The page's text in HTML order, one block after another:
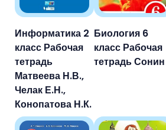
Информатика 2
класс Рабочая
тетрадь
Матвеева Н.В.,
Челак Е.Н.,
Конопатова Н.К.
Биология 6
класс Рабочая
тетрадь Сонин